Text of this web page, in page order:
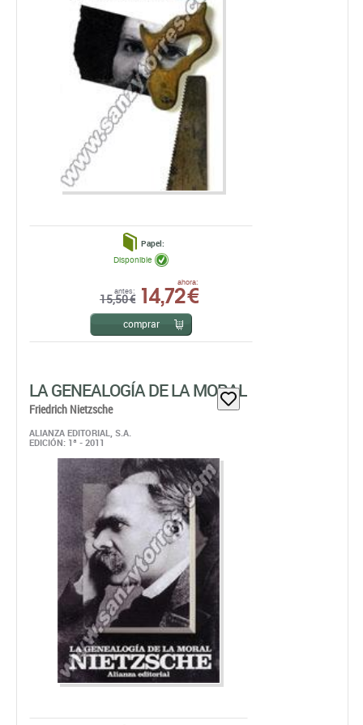
Papel:
antes:
15,50 €
ahora:
14,72 €
Disponible
comprar
LA GENEALOGÍA DE LA MORAL
Friedrich Nietzsche
ALIANZA EDITORIAL, S.A.
EDICIÓN: 1ª - 2011